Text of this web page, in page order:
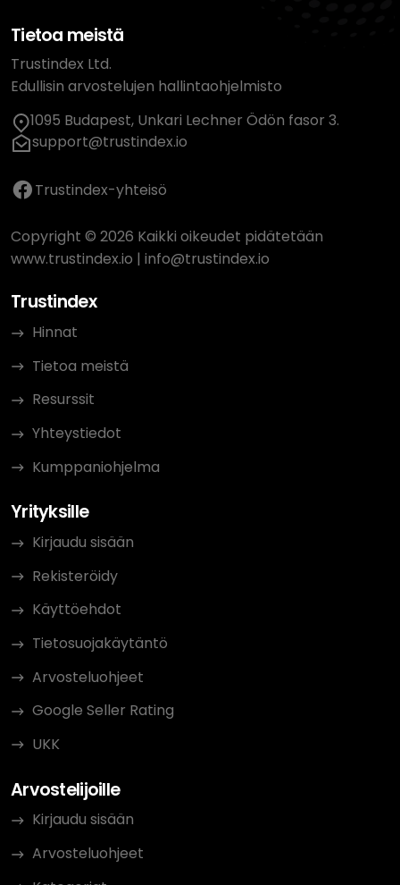
Tietoa meistä
Trustindex Ltd.
Edullisin arvostelujen hallintaohjelmisto
1095 Budapest, Unkari Lechner Ödön fasor 3.
support@trustindex.io
Trustindex-yhteisö
Copyright © 2026 Kaikki oikeudet pidätetään
www.trustindex.io | info@trustindex.io
Trustindex
Hinnat
Tietoa meistä
Resurssit
Yhteystiedot
Kumppaniohjelma
Yrityksille
Kirjaudu sisään
Rekisteröidy
Käyttöehdot
Tietosuojakäytäntö
Arvosteluohjeet
Google Seller Rating
UKK
Arvostelijoille
Kirjaudu sisään
Arvosteluohjeet